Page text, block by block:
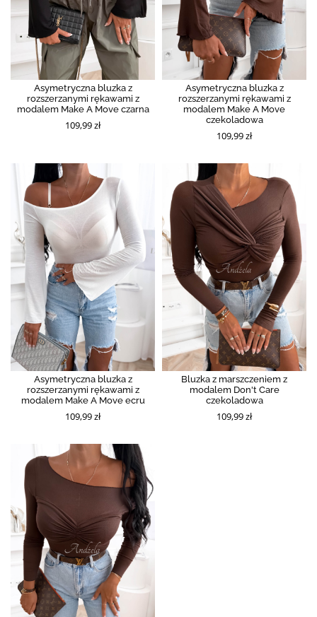
Asymetryczna bluzka z
rozszerzanymi rękawami z
modalem Make A Move czarna
109,99 zł
Asymetryczna bluzka z
rozszerzanymi rękawami z
modalem Make A Move
czekoladowa
109,99 zł
Asymetryczna bluzka z
rozszerzanymi rękawami z
modalem Make A Move ecru
109,99 zł
Bluzka z marszczeniem z
modalem Don't Care
czekoladowa
109,99 zł